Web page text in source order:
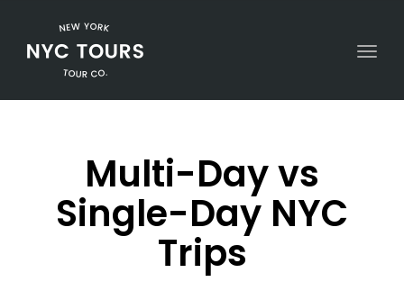
Multi-Day vs
Single-Day NYC
Trips